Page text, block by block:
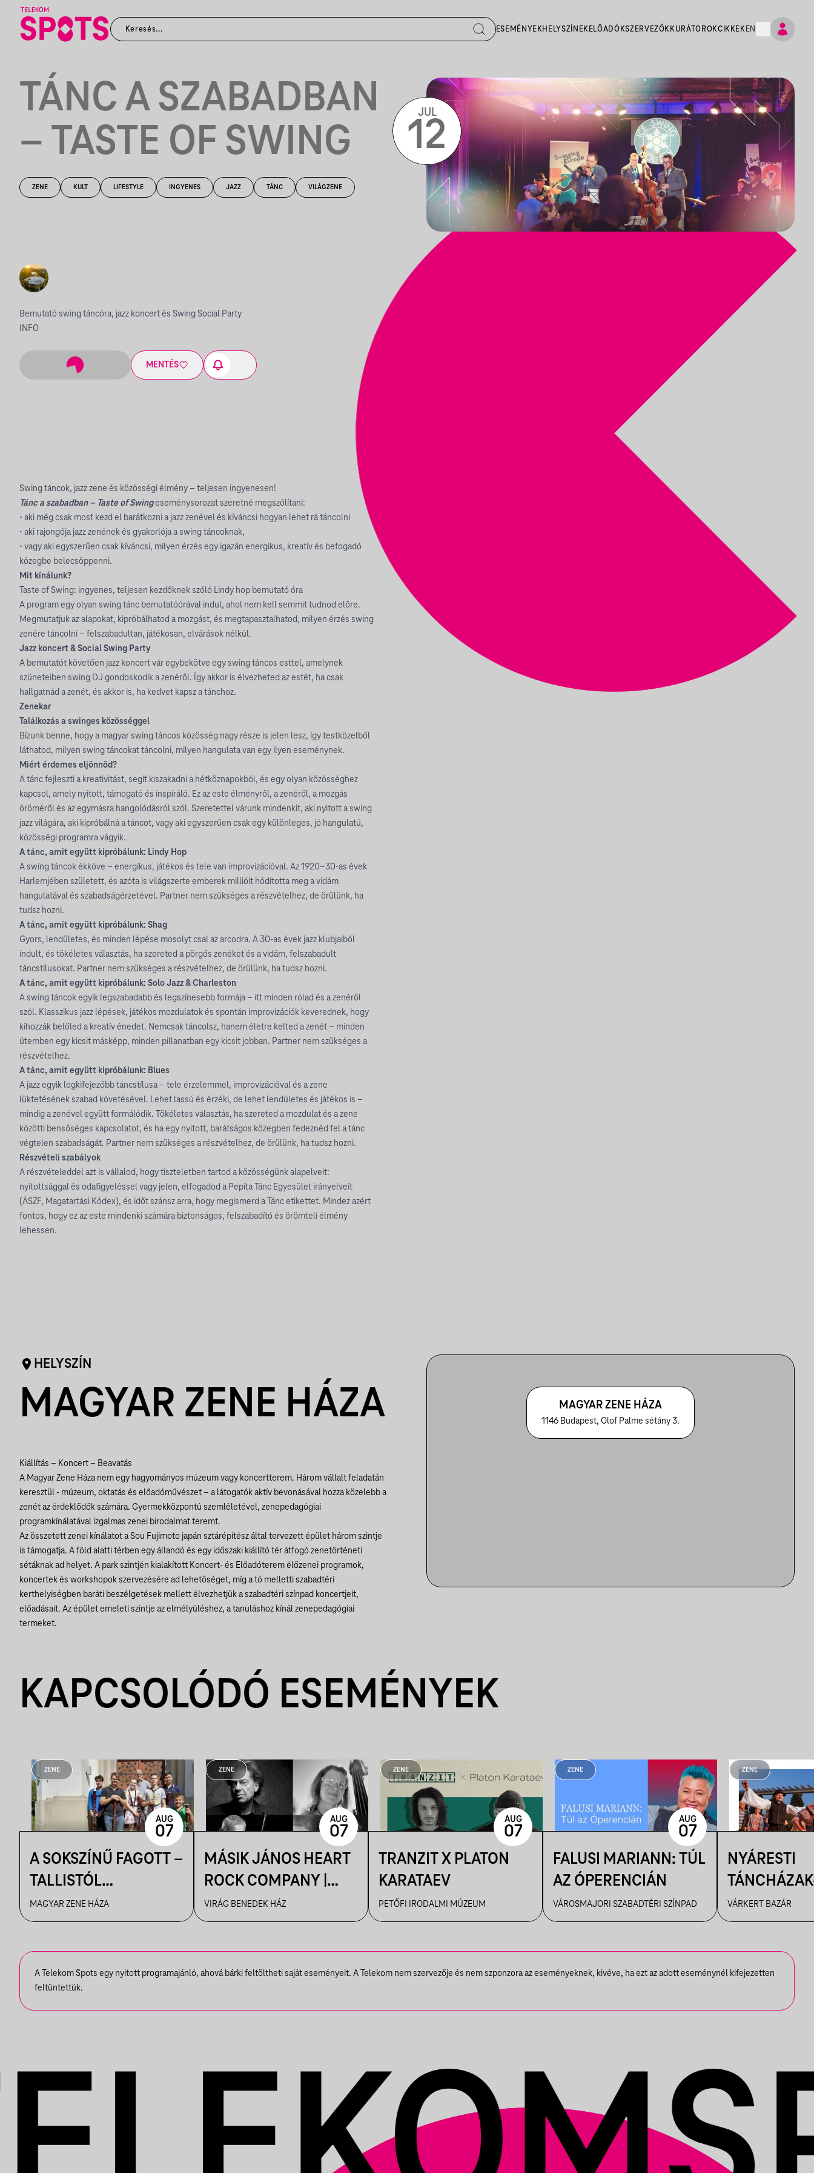
ESEMÉNYEKHELYSZÍNEK ELŐADÓKSZERVEZŐK KURÁTOROKCIKKEK EN
TÁNC A SZABADBAN
– TASTE OF SWING
ZENE KULT LIFESTYLE INGYENES JAZZ TÁNC VILÁGZENE
Bemutató swing táncóra, jazz koncert és Swing Social Party
INFO
MENTÉS
JUL
12
Swing táncok, jazz zene és közösségi élmény – teljesen ingyenesen!
Tánc a szabadban – Taste of Swingeseménysorozat szeretné megszólítani:
• aki még csak most kezd el barátkozni a jazz zenével és kíváncsi hogyan lehet rá táncolni
• aki rajongója jazz zenének és gyakorlója a swing táncoknak,
• vagy aki egyszerűen csak kíváncsi, milyen érzés egy igazán energikus, kreatív és befogadó
közegbe belecsöppenni.
Mit kínálunk?
Taste of Swing: ingyenes, teljesen kezdőknek szóló Lindy hop bemutató óra
A program egy olyan swing tánc bemutatóórával indul, ahol nem kell semmit tudnod előre.
Megmutatjuk az alapokat, kipróbálhatod a mozgást, és megtapasztalhatod, milyen érzés swing
zenére táncolni – felszabadultan, játékosan, elvárások nélkül.
Jazz koncert & Social Swing Party
A bemutatót követően jazz koncert vár egybekötve egy swing táncos esttel, amelynek
szüneteiben swing DJ gondoskodik a zenéről. Így akkor is élvezheted az estét, ha csak
hallgatnád a zenét, és akkor is, ha kedvet kapsz a tánchoz.
Zenekar
Találkozás a swinges közösséggel
Bízunk benne, hogy a magyar swing táncos közösség nagy része is jelen lesz, így testközelből
láthatod, milyen swing táncokat táncolni, milyen hangulata van egy ilyen eseménynek.
Miért érdemes eljönnöd?
A tánc fejleszti a kreativitást, segít kiszakadni a hétköznapokból, és egy olyan közösséghez
kapcsol, amely nyitott, támogató és inspiráló. Ez az este élményről, a zenéről, a mozgás
öröméről és az egymásra hangolódásról szól. Szeretettel várunk mindenkit, aki nyitott a swing
jazz világára, aki kipróbálná a táncot, vagy aki egyszerűen csak egy különleges, jó hangulatú,
közösségi programra vágyik.
A tánc, amit együtt kipróbálunk: Lindy Hop
A swing táncok ékköve – energikus, játékos és tele van improvizációval. Az 1920–30-as évek
Harlemjében született, és azóta is világszerte emberek millióit hódította meg a vidám
hangulatával és szabadságérzetével. Partner nem szükséges a részvételhez, de örülünk, ha
tudsz hozni.
A tánc, amit együtt kipróbálunk: Shag
Gyors, lendületes, és minden lépése mosolyt csal az arcodra. A 30-as évek jazz klubjaiból
indult, és tökéletes választás, ha szereted a pörgős zenéket és a vidám, felszabadult
táncstílusokat. Partner nem szükséges a részvételhez, de örülünk, ha tudsz hozni.
A tánc, amit együtt kipróbálunk: Solo Jazz & Charleston
A swing táncok egyik legszabadabb és legszínesebb formája – itt minden rólad és a zenéről
szól. Klasszikus jazz lépések, játékos mozdulatok és spontán improvizációk keverednek, hogy
kihozzák belőled a kreatív énedet. Nemcsak táncolsz, hanem életre kelted a zenét – minden
ütemben egy kicsit másképp, minden pillanatban egy kicsit jobban. Partner nem szükséges a
részvételhez.
A tánc, amit együtt kipróbálunk: Blues
A jazz egyik legkifejezőbb táncstílusa – tele érzelemmel, improvizációval és a zene
lüktetésének szabad követésével. Lehet lassú és érzéki, de lehet lendületes és játékos is –
mindig a zenével együtt formálódik. Tökéletes választás, ha szereted a mozdulat és a zene
közötti bensőséges kapcsolatot, és ha egy nyitott, barátságos közegben fedeznéd fel a tánc
végtelen szabadságát. Partner nem szükséges a részvételhez, de örülünk, ha tudsz hozni.
Részvételi szabályok
A részvételeddel azt is vállalod, hogy tiszteletben tartod a közösségünk alapelveit:
nyitottsággal és odafigyeléssel vagy jelen, elfogadod a Pepita Tánc Egyesület irányelveit
(ÁSZF, Magatartási Kódex), és időt szánsz arra, hogy megismerd a Tánc etikettet. Mindez azért
fontos, hogy ez az este mindenki számára biztonságos, felszabadító és örömteli élmény
lehessen.
HELYSZÍN
MAGYAR ZENE HÁZA
Kiállítás – Koncert – Beavatás
A Magyar Zene Háza nem egy hagyományos múzeum vagy koncertterem. Három vállalt feladatán
keresztül - múzeum, oktatás és előadóművészet – a látogatók aktív bevonásával hozza közelebb a
zenét az érdeklődők számára. Gyermekközpontú szemléletével, zenepedagógiai
programkínálatával izgalmas zenei birodalmat teremt.
Az összetett zenei kínálatot a Sou Fujimoto japán sztárépítész által tervezett épület három szintje
is támogatja. A föld alatti térben egy állandó és egy időszaki kiállító tér átfogó zenetörténeti
sétáknak ad helyet. A park szintjén kialakított Koncert- és Előadóterem élőzenei programok,
koncertek és workshopok szervezésére ad lehetőséget, míg a tó melletti szabadtéri
kerthelyiségben baráti beszélgetések mellett élvezhetjük a szabadtéri színpad koncertjeit,
előadásait. Az épület emeleti szintje az elmélyüléshez, a tanuláshoz kínál zenepedagógiai
termeket.
MAGYAR ZENE HÁZA
1146 Budapest, Olof Palme sétány 3.
KAPCSOLÓDÓ ESEMÉNYEK
ZENE
A SOKSZÍNŰ FAGOTT –
TALLISTÓL
PIAZZOLLÁIG
MAGYAR ZENE HÁZA
AUG
07
ZENE
MÁSIK JÁNOS HEART
ROCK COMPANY |
VBH NYÁR
VIRÁG BENEDEK HÁZ
AUG
07
ZENE
TRANZIT X PLATON
KARATAEV
PETŐFI IRODALMI MÚZEUM
AUG
07
ZENE
FALUSI MARIANN: TÚL
AZ ÓPERENCIÁN
VÁROSMAJORI SZABADTÉRI SZÍNPAD
AUG
07
ZENE
NYÁRESTI
FANFARA
VÁRKERT BAZÁR
A Telekom Spots egy nyitott programajánló, ahová bárki feltöltheti saját eseményeit. A Telekom nem szervezője és nem szponzora az eseményeknek, kivéve, ha ezt az adott eseménynél kifejezetten
feltüntettük.